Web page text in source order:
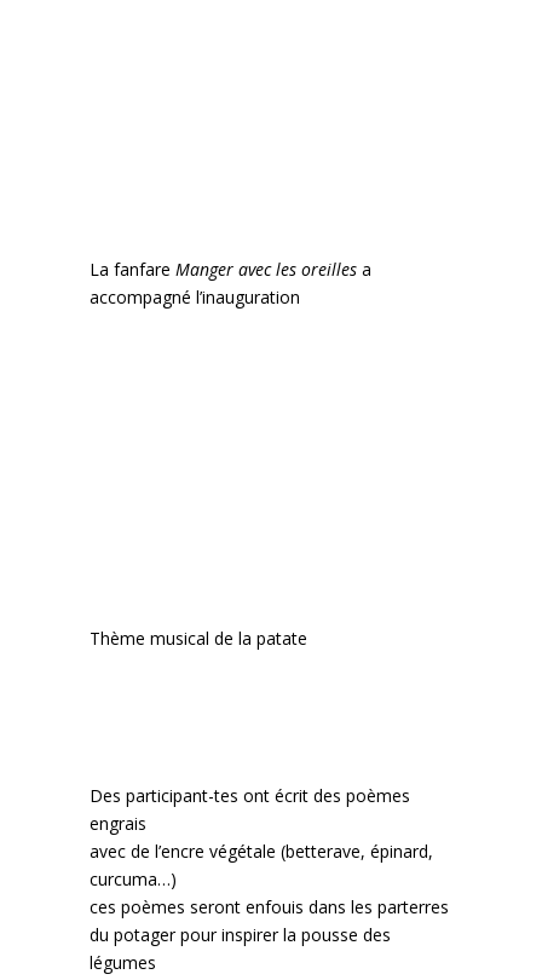
La fanfare Manger avec les oreilles a
accompagné l’inauguration
Thème musical de la patate
Des participant-tes ont écrit des poèmes
engrais
avec de l’encre végétale (betterave, épinard,
curcuma…)
ces poèmes seront enfouis dans les parterres
du potager pour inspirer la pousse des
légumes